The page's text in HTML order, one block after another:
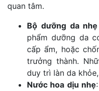
quan tâm.
Bộ dưỡng da
phẩm dưỡng da
cấp ẩm, hoặc
trưởng thành.
duy trì làn da
Nước hoa dịu nhẹ